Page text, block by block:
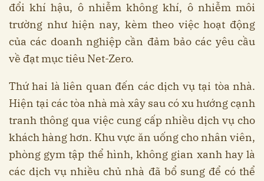
đổi khí hậu, ô nhiễm không khí, ô nhiễm môi
trường như hiện nay, kèm theo việc hoạt động
của các doanh nghiệp cần đảm bảo các yêu cầu
về đạt mục tiêu Net-Zero.
Thứ hai là liên quan đến các dịch vụ tại tòa nhà.
Hiện tại các tòa nhà mà xây sau có xu hướng cạnh
tranh thông qua việc cung cấp nhiều dịch vụ cho
khách hàng hơn. Khu vực ăn uống cho nhân viên,
phòng gym tập thể hình, không gian xanh hay là
các dịch vụ nhiều chủ nhà đã bổ sung để có thể